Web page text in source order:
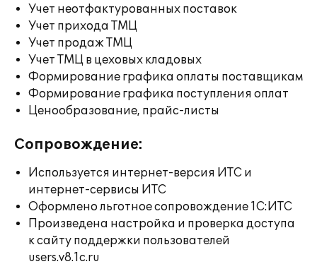
Учет неотфактурованных поставок
Учет прихода ТМЦ
Учет продаж ТМЦ
Учет ТМЦ в цеховых кладовых
Формирование графика оплаты поставщикам
Формирование графика поступления оплат
Ценообразование, прайс-листы
Сопровождение:
Используется интернет-версия ИТС и
интернет-сервисы ИТС
Оформлено льготное сопровождение 1С:ИТС
Произведена настройка и проверка доступа
к сайту поддержки пользователей
users.v8.1c.ru